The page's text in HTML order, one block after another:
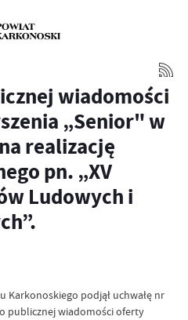
wiadomości
„Senior" w
realizację
pn. „XV
Ludowych i
Karkonoskiego podjął uchwałę nr
publicznej wiadomości oferty